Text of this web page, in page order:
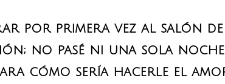
por primera vez al salón
no pasé ni una sola
cómo sería hacerle el